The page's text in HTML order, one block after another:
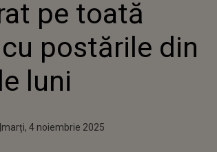
pe toată
cu postările din
luni
Publicat:
marți, 4 noiembrie 2025